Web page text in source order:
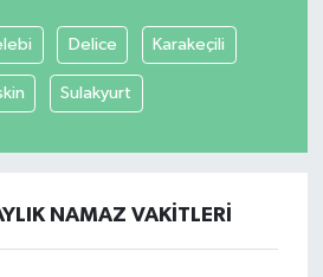
Delice Karakeçili
Sulakyurt
NAMAZ VAKITLERI